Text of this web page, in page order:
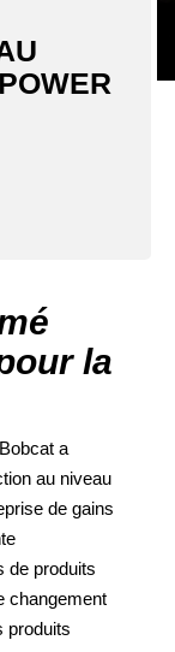
la
a
au niveau
de gains
de produits
changement
produits